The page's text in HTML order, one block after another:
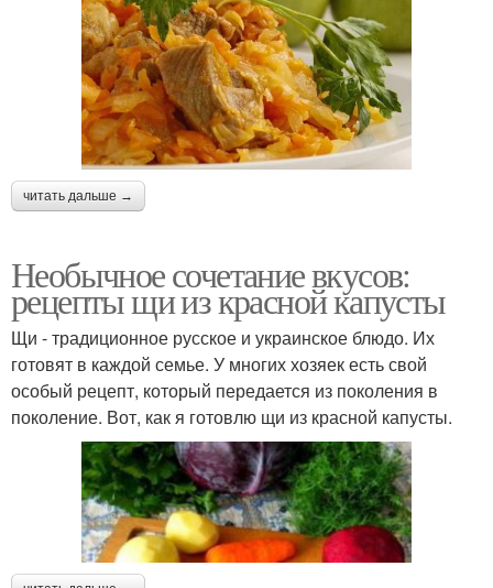
читать дальше →
Необычное сочетание вкусов:
рецепты щи из красной капусты
Щи - традиционное русское и украинское блюдо. Их
готовят в каждой семье. У многих хозяек есть свой
особый рецепт, который передается из поколения в
поколение. Вот, как я готовлю щи из красной капусты.